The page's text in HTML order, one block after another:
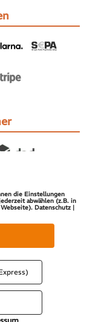
Reserved
die Einstellungen
abwählen (z.B. in
Datenschutz |